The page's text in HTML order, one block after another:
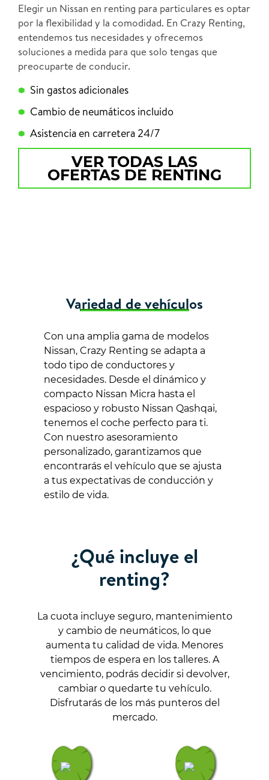
Elegir un Nissan en renting para particulares es optar
por la flexibilidad y la comodidad. En Crazy Renting,
entendemos tus necesidades y ofrecemos
soluciones a medida para que solo tengas que
preocuparte de conducir.
Sin gastos adicionales
Cambio de neumáticos incluido
Asistencia en carretera 24/7
VER TODAS LAS
OFERTAS DE RENTING
Variedad de vehículos
Con una amplia gama de modelos
Nissan, Crazy Renting se adapta a
todo tipo de conductores y
necesidades. Desde el dinámico y
compacto Nissan Micra hasta el
espacioso y robusto Nissan Qashqai,
tenemos el coche perfecto para ti.
Con nuestro asesoramiento
personalizado, garantizamos que
encontrarás el vehículo que se ajusta
a tus expectativas de conducción y
estilo de vida.
¿Qué incluye el
renting?
La cuota incluye seguro, mantenimiento
y cambio de neumáticos, lo que
aumenta tu calidad de vida. Menores
tiempos de espera en los talleres. A
vencimiento, podrás decidir si devolver,
cambiar o quedarte tu vehículo.
Disfrutarás de los más punteros del
mercado.